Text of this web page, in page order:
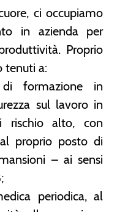
ci occupiamo
in azienda per
Proprio
tenuti a:
formazione in
sul lavoro in
rischio alto, con
proprio posto di
– ai sensi
periodica, al